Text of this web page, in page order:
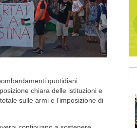
quotidiani.
chiara delle istituzioni e
sulle armi e l’imposizione di